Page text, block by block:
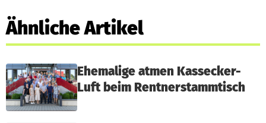
Ähnliche Artikel
Ehemalige atmen Kassecker-
Luft beim Rentnerstammtisch